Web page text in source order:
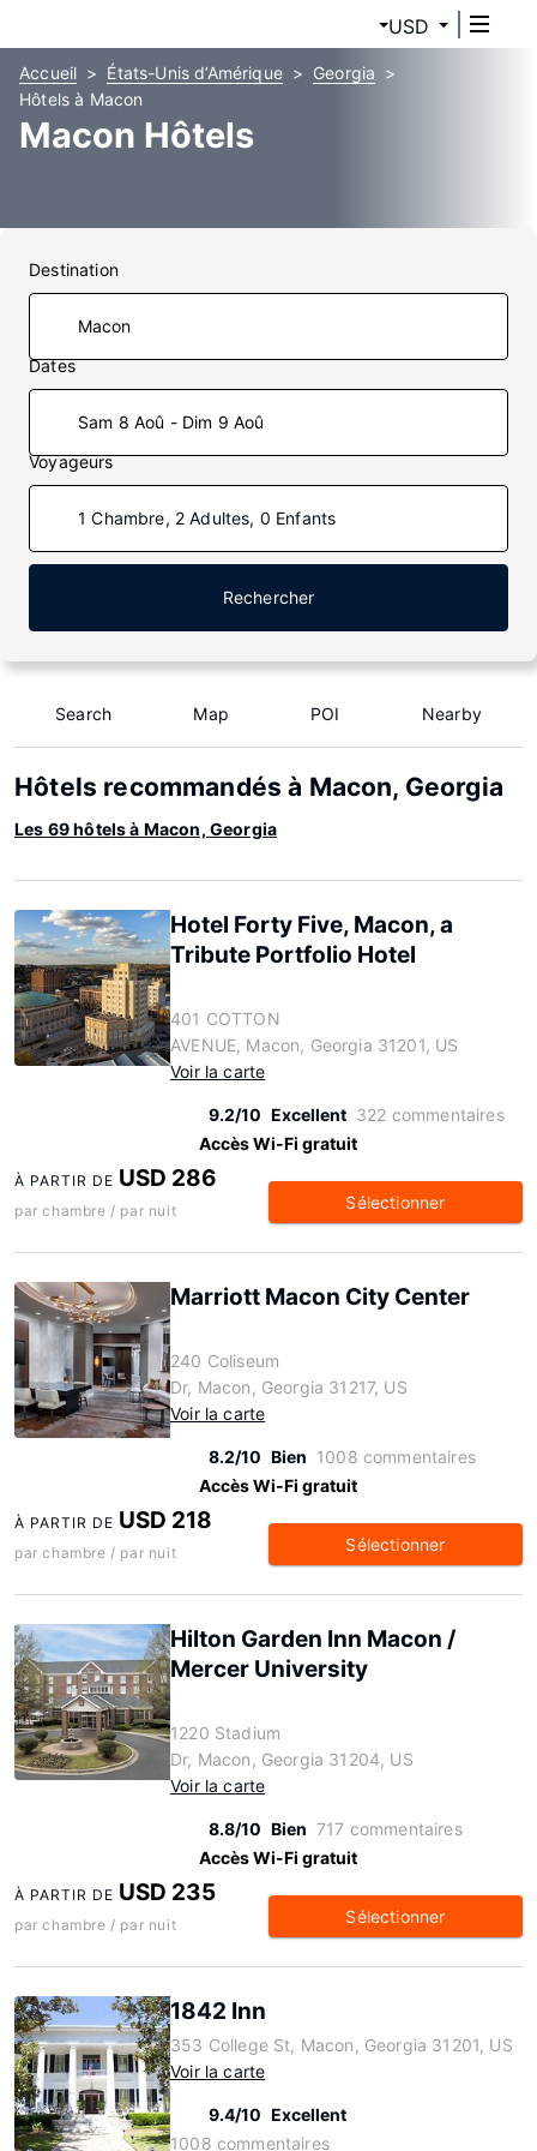
USD
Accueil États-Unis d’Amérique
Georgia
Hôtels à Macon
Macon Hôtels
Destination
Dates
Sam 8 Aoû - Dim 9 Aoû
Voyageurs
1 Chambre, 2 Adultes, 0 Enfants
Rechercher
Search Map POI Nearby
Hôtels recommandés à Macon, Georgia
Les 69 hôtels à Macon, Georgia
Hotel Forty Five, Macon, a
Tribute Portfolio Hotel
401 COTTON
AVENUE, Macon, Georgia 31201, US
Voir la carte
9.2/10 Excellent 322 commentaires
Accès Wi-Fi gratuit
À PARTIR DE USD 286
par chambre / par nuit Sélectionner
Marriott Macon City Center
240 Coliseum
Dr, Macon, Georgia 31217, US
Voir la carte
8.2/10 Bien 1008 commentaires
Accès Wi-Fi gratuit
À PARTIR DE USD 218
par chambre / par nuit Sélectionner
Hilton Garden Inn Macon /
Mercer University
1220 Stadium
Dr, Macon, Georgia 31204, US
Voir la carte
8.8/10 Bien 717 commentaires
Accès Wi-Fi gratuit
À PARTIR DE USD 235
par chambre / par nuit Sélectionner
1842 Inn
353 College St, Macon, Georgia 31201, US
Voir la carte
9.4/10 Excellent
1008 commentaires